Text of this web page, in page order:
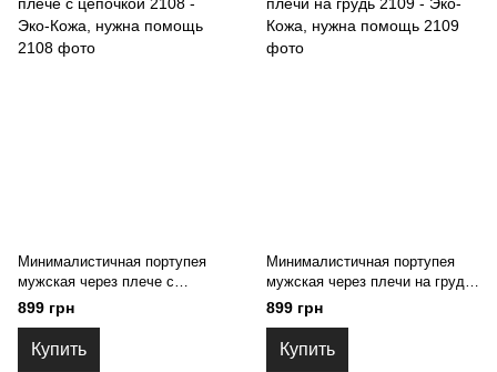
Минималистичная портупея
мужская через плече с
цепочкой 2108 - Эко-Кожа,
нужна помощь
899 грн
Купить
Минималистичная портупея
мужская через плечи на грудь
2109 - Эко-Кожа, нужна
помощь
899 грн
Купить